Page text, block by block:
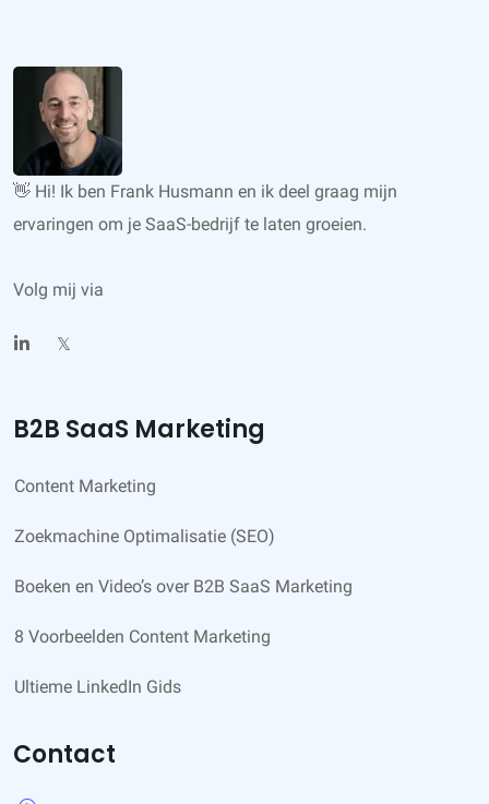
👋 Hi! Ik ben Frank Husmann en ik deel graag mijn
ervaringen om je SaaS-bedrijf te laten groeien.
Volg mij via
𝕏
B2B SaaS Marketing
Content Marketing
Zoekmachine Optimalisatie (SEO)
Boeken en Video’s over B2B SaaS Marketing
8 Voorbeelden Content Marketing
Ultieme LinkedIn Gids
Contact